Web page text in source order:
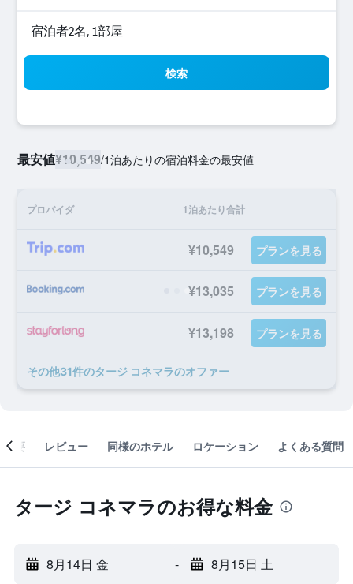
宿泊者2名, 1​部屋
検索
最安値¥10,549/1泊あたりの宿泊料金の最安値
プロバイダ 1泊あたり合計
¥10,549 プランを見る
¥13,035 プランを見る
¥13,198 プランを見る
​その他31​件のタージ コネマラのオファー
概要 レビュー 同様のホテル ロケーション よくある質問
タージ コネマラのお得な料金
8月14日 金 - 8月15日 土